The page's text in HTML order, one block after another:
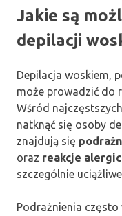
Jakie są
depilacji
Depilacja woskiem,
może prowadzić do
Wśród
natknąć się osoby
znajdują się
oraz reakcje
szczególnie
Podrażnienia